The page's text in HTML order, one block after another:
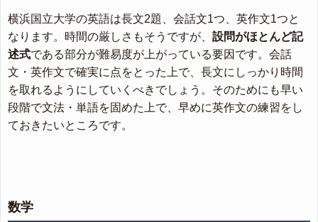
横浜国立大学の英語は長文2題、会話文1つ、英作文1つと
なります。時間の厳しさもそうですが、 設問がほとんど記
述式である部分が難易度が上がっている要因です。会話
文・英作文で確実に点をとった上で、長文にしっかり時間
を取れるようにしていくべきでしょう。そのためにも早い
段階で文法・単語を固めた上で、早めに英作文の練習をし
ておきたいところです。
数学